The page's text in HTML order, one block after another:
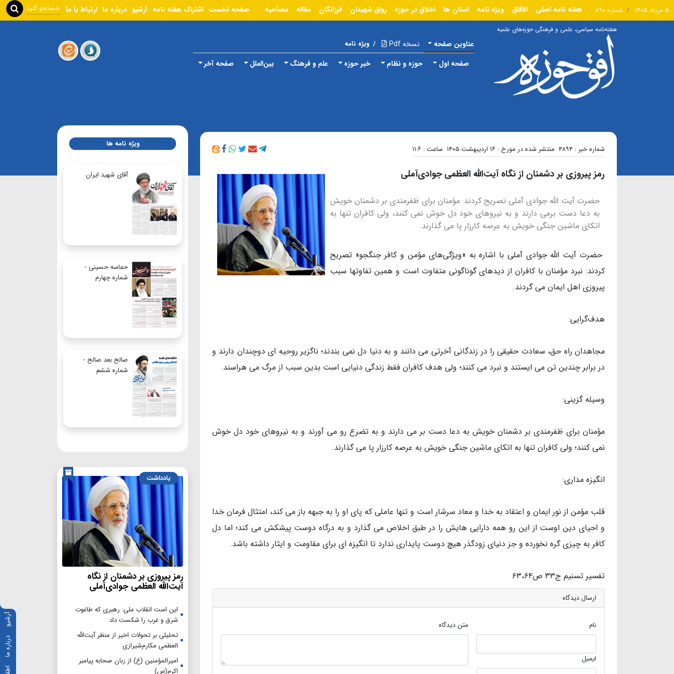
آرشیو
درباره ما
۵ مرداد ۱۴۰۵ شماره ۸۹۰ هفته نامه اصلی الآفاق ویژه نامه استان ها اخلاق در حوزه رواق شهیدان فرزانگان مقاله مصاحبه صفحه نخست اشتراک هفته نامه آرشیو درباره ما ارتباط با ما
هفته‌نامه سیاسی، علمی و فرهنگی حوزه‌های علمیه
عناوین صفحه نسخه Pdf / ویژه نامه
صفحه اول حوزه و نظام خبر حوزه علم و فرهنگ بین‌الملل صفحه آخر
شماره خبر : ۴۸۹۴ منتشر شده در مورخ : ۱۶ اردیبهشت ۱۴۰۵ ساعت : ۱۱:۶
رمز پیروزی بر دشمنان از نگاه آیت‌الله العظمی جوادی‌آملی
حضرت آیت الله جوادی آملی تصریح کردند: مؤمنان برای ظفرمندی بر دشمنان خویش
به دعا دست برمی دارند و به نیروهای خود دل خوش نمی کنند، ولی کافران تنها به
اتکای ماشین جنگی خویش به عرصه کارزار پا می گذارند.
حضرت آیت الله جوادی آملی با اشاره به «ویژگی‌های مؤمن و کافر جنگجو» تصریح
کردند: نبرد مؤمنان با کافران از دیدهای گوناگونی متفاوت است و همین تفاوتها سبب
پیروزی اهل ایمان می گردند.
هدف‌گرایی:
مجاهدان راه حق، سعادت حقیقی را در زندگانی آخرتی می دانند و به دنیا دل نمی بندند؛ ناگزیر روحیه ای دوچندان دارند و
در برابر چندین تن می ایستند و نبرد می کنند؛ ولی هدف کافران فقط زندگی دنیایی است بدین سبب از مرگ می هراسند.
وسیله گزینی:
مؤمنان برای ظفرمندی بر دشمنان خویش به دعا دست بر می دارند و به تضرع رو می آورند و به نیروهای خود دل خوش
نمی کنند؛ ولی کافران تنها به اتکای ماشین جنگی خویش به عرصه کارزار پا می گذارند.
انگیزه مداری:
قلب مؤمن از نور ایمان و اعتقاد به خدا و معاد سرشار است و تنها عاملی که پای او را به جبهه باز می کند، امتثال فرمان خدا
و احیای دین اوست از این رو همه دارایی هایش را در طبق اخلاص می گذارد و به درگاه دوست پیشکش می کند؛ اما دل
کافر به چیزی گره نخورده و جز دنیای زودگذر هیچ دوست پایداری ندارد تا انگیزه ای برای مقاومت و ایثار داشته باشد.
تفسیر تسنیم ج۳۳ ص۶۳،۶۴
ارسال دیدگاه
نام
ایمیل
متن دیدگاه
ویژه نامه ها
آقای شهید ایران
حماسه حسینی -
شماره چهارم
صالح بعد صالح -
شماره ششم
یادداشت
رمز پیروزی بر دشمنان از نگاه
آیت‌الله العظمی جوادی‌آملی
این است انقلاب ملی: رهبری که طاغوت
شرق و غرب را شکست داد
تحلیلی بر تحولات اخیر از منظر آیت‌الله
العظمی مکارم‌شیرازی
امیرالمؤمنین (ع) از زبان صحابه پیامبر
اکرم(ص)